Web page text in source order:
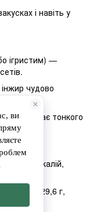
і навіть у
ігристим) —
чудово
— додає тонкого
калій,
жири — 29,6 г,